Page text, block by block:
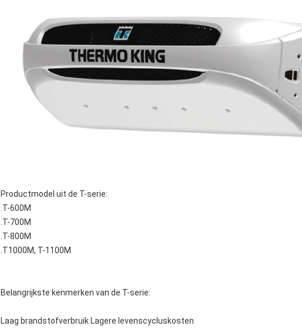
Productmodel uit de T-serie:
.T-600M
.T-700M
.T-800M
.T1000M, T-1100M
Belangrijkste kenmerken van de T-serie:
Laag brandstofverbruik Lagere levenscycluskosten